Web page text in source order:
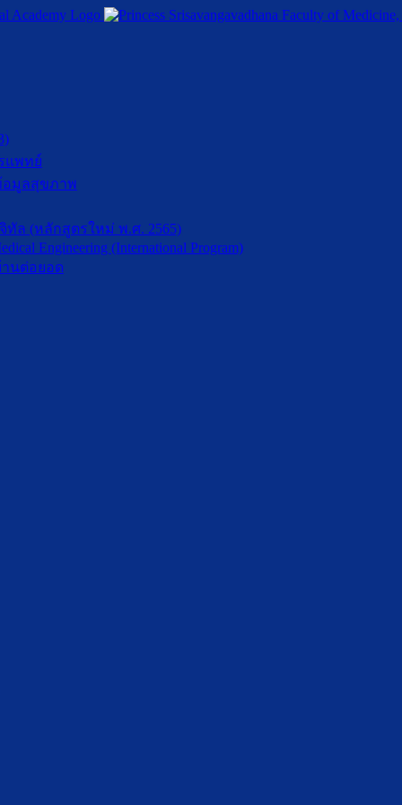
แพทย์
อมูลสุขภาพ
ล (หลักสูตรใหม่ พ.ศ. 2565)
Engineering (International Program)
นต่อยอด